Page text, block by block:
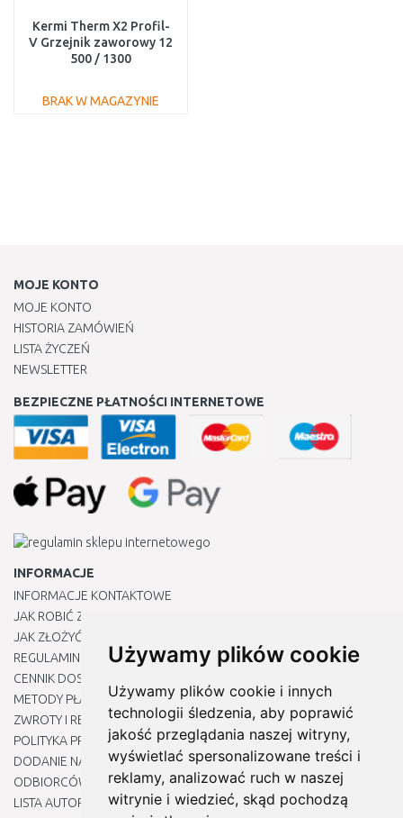
Używamy plików cookie
Używamy plików cookie i innych
technologii śledzenia, aby poprawić
jakość przeglądania naszej witryny,
wyświetlać spersonalizowane treści i
reklamy, analizować ruch w naszej
witrynie i wiedzieć, skąd pochodzą
Kermi Therm X2 Profil-
V Grzejnik zaworowy 12
500 / 1300
BRAK W MAGAZYNIE
MOJE KONTO
MOJE KONTO
HISTORIA ZAMÓWIEŃ
LISTA ŻYCZEŃ
NEWSLETTER
BEZPIECZNE PŁATNOŚCI INTERNETOWE
INFORMACJE
INFORMACJE KONTAKTOWE
JAK ROBIĆ ZAKUPY ?
JAK ZŁOŻYĆ REKLAMACJĘ
REGULAMIN
CENNIK DOSTAWY
METODY PŁATNOŚCI
ZWROTY I REKLAMACJE PRODUKTÓW
POLITYKA PRYWATNOŚCI
DODANIE NASZYCH ADRESÓW E-MAIL DO LISTY ZAUFANYCH
ODBIORCÓW
LISTA AUTORYZOWANYCH CENTRÓW SERWISOWYCH